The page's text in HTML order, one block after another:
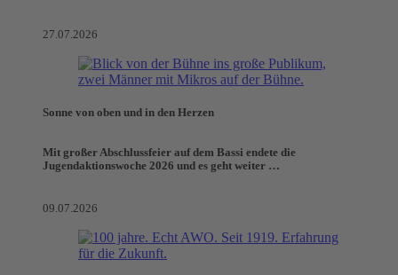
27.07.2026
Sonne von oben und in den Herzen
Mit großer Abschlussfeier auf dem Bassi endete die
Jugendaktionswoche 2026 und es geht weiter …
09.07.2026